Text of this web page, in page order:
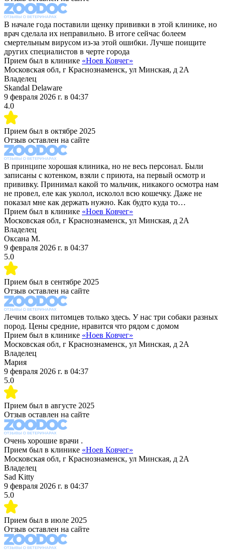
В начале года поставили щенку прививки в этой клинике, но
врач сделала их неправильно. В итоге сейчас болеем
смертельным вирусом из-за этой ошибки. Лучше поищите
других специалистов в черте города
Прием был в клинике «Ноев Ковчег»
Московская обл, г Краснознаменск, ул Минская, д 2А
Владелец
Skandal Delaware
9 февраля 2026 г. в 04:37
4.0
Прием был в октябре 2025
Отзыв оставлен на сайте
В принципе хорошая клиника, но не весь персонал. Были
записаны с котенком, взяли с приюта, на первый осмотр и
прививку. Принимал какой то мальчик, никакого осмотра нам
не провел, еле как уколол, исколол всю кошечку. Даже не
показал мне как держать нужно. Как будто куда то…
Прием был в клинике «Ноев Ковчег»
Московская обл, г Краснознаменск, ул Минская, д 2А
Владелец
Оксана М.
9 февраля 2026 г. в 04:37
5.0
Прием был в сентябре 2025
Отзыв оставлен на сайте
Лечим своих питомцев только здесь. У нас три собаки разных
пород. Цены средние, нравится что рядом с домом
Прием был в клинике «Ноев Ковчег»
Московская обл, г Краснознаменск, ул Минская, д 2А
Владелец
Мария
9 февраля 2026 г. в 04:37
5.0
Прием был в августе 2025
Отзыв оставлен на сайте
Очень хорошие врачи .
Прием был в клинике «Ноев Ковчег»
Московская обл, г Краснознаменск, ул Минская, д 2А
Владелец
Sad Kitty
9 февраля 2026 г. в 04:37
5.0
Прием был в июле 2025
Отзыв оставлен на сайте